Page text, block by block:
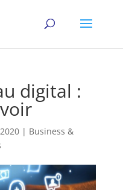
digital :
| Business &